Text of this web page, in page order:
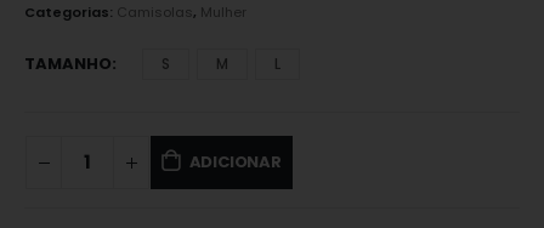
Categorias: Camisolas, Mulher
TAMANHO S M L
ADICIONAR